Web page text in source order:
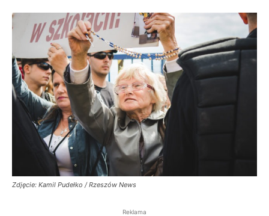
Zdjęcie: Kamil Pudełko / Rzeszów News
Reklama